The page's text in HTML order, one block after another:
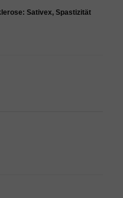
Sativex, Spastizität